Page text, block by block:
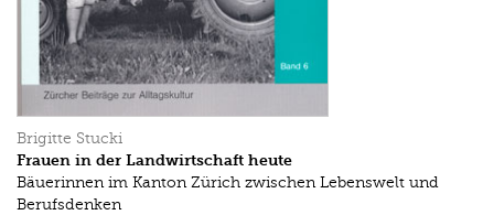
Brigitte Stucki
Frauen in der Landwirtschaft heute
Bäuerinnen im Kanton Zürich zwischen Lebenswelt und
Berufsdenken